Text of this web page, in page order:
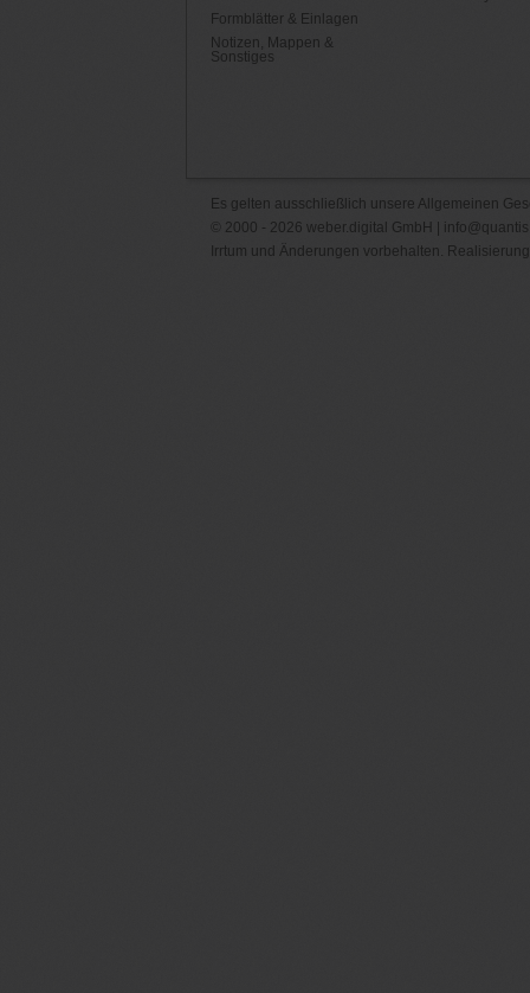
Formblätter & Einlagen
Notizen, Mappen &
Sonstiges
Es gelten ausschließlich unsere Allgemeinen
© 2000 - 2026 weber.digital GmbH |
Irrtum und Änderungen vorbehalten.